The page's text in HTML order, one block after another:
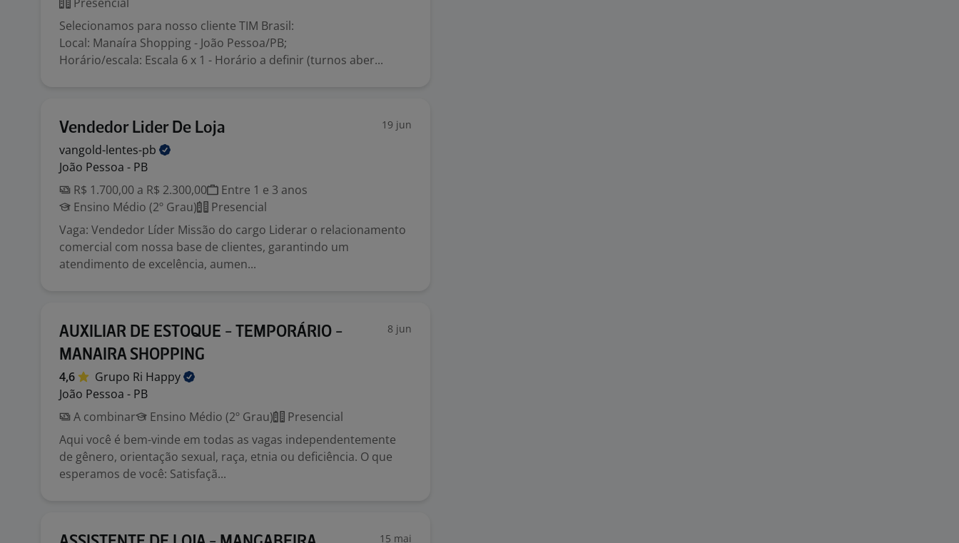
Selecionamos para nosso cliente TIM Brasil:
Local: Manaíra Shopping - João Pessoa/PB;
Horário/escala: Escala 6 x 1 - Horário a definir (turnos aber...
Vendedor Lider De Loja 19 jun
vangold-lentes-pb
João Pessoa - PB
R$ 1.700,00 a R$ 2.300,00
Entre 1 e 3 anos
Ensino Médio (2º Grau)
Presencial
Vaga: Vendedor Líder Missão do cargo Liderar o relacionamento
comercial com nossa base de clientes, garantindo um
atendimento de excelência, aumen...
AUXILIAR DE ESTOQUE - TEMPORÁRIO -
MANAIRA SHOPPING
8 jun
4,6 Grupo Ri Happy
João Pessoa - PB
A combinar
Ensino Médio (2º Grau)
Presencial
Aqui você é bem-vinde em todas as vagas independentemente
de gênero, orientação sexual, raça, etnia ou deficiência. O que
esperamos de você: Satisfaçã...
15 mai